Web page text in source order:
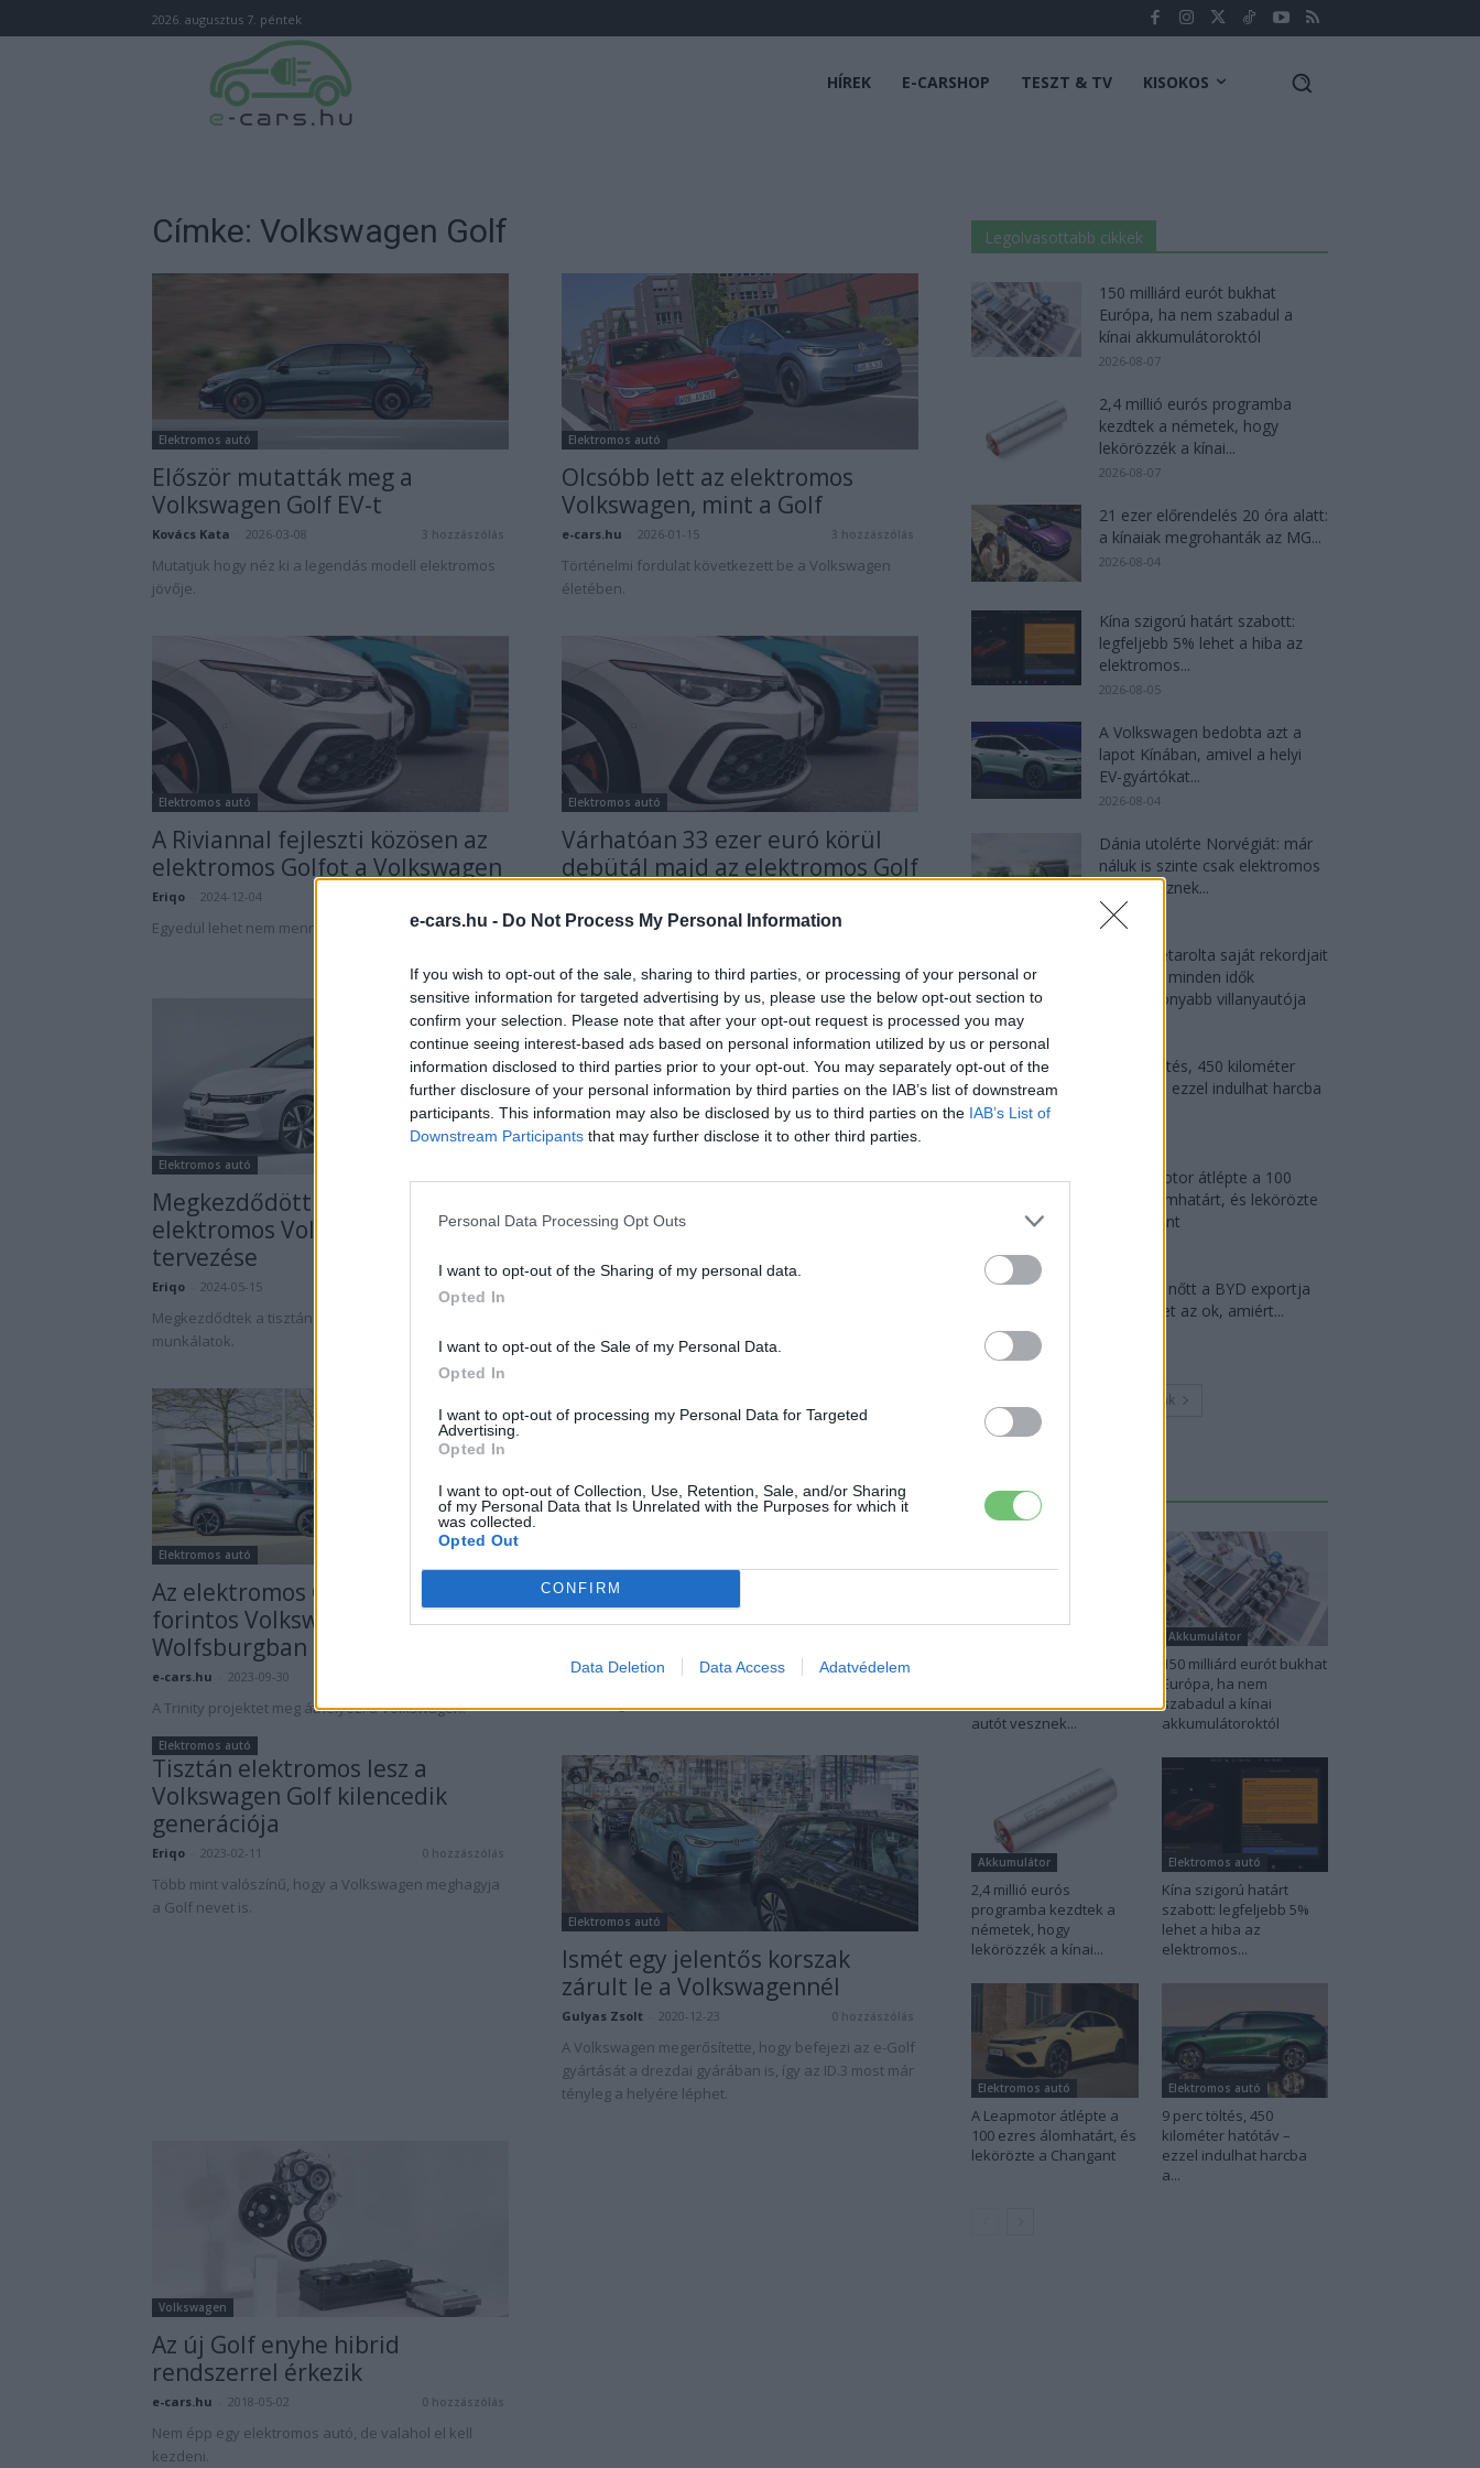
e-cars.hu - Do Not Process My Personal Information
If you wish to opt-out of the sale, sharing to third parties, or processing of your personal or
sensitive information for targeted advertising by us, please use the below opt-out section to
confirm your selection. Please note that after your opt-out request is processed you may
continue seeing interest-based ads based on personal information utilized by us or personal
information disclosed to third parties prior to your opt-out. You may separately opt-out of the
further disclosure of your personal information by third parties on the IAB’s list of downstream
participants. This information may also be disclosed by us to third parties on the IAB’s List of
Downstream Participants that may further disclose it to other third parties.
Personal Data Processing Opt Outs
I want to opt-out of the Sharing of my personal data.
Opted In
I want to opt-out of the Sale of my Personal Data.
Opted In
I want to opt-out of processing my Personal Data for Targeted
Advertising.
Opted In
I want to opt-out of Collection, Use, Retention, Sale, and/or Sharing
of my Personal Data that Is Unrelated with the Purposes for which it
was collected.
Opted Out
CONFIRM
Data Deletion Data Access Adatvédelem
2026. augusztus 7. péntek
HÍREK E-CARSHOP TESZT & TV KISOKOS
Címke: Volkswagen Golf
Elektromos autó
Először mutatták meg a
Volkswagen Golf EV-t
Kovács Kata 2026-03-08 3 hozzászólás
Mutatjuk hogy néz ki a legendás modell elektromos
jövője.
Elektromos autó
Olcsóbb lett az elektromos
Volkswagen, mint a Golf
e-cars.hu 2026-01-15 3 hozzászólás
Történelmi fordulat következett be a Volkswagen
életében.
Elektromos autó
A Riviannal fejleszti közösen az
elektromos Golfot a Volkswagen
Eriqo 2024-12-04
Egyedül lehet nem menne a VW-nek a fejlesztés?
Elektromos autó
Várhatóan 33 ezer euró körül
debütál majd az elektromos Golf
A nagyobb gond, hogy addig még várnunk kell
Elektromos autó
Megkezdődött a tisztán
elektromos Volkswagen Golf
tervezése
Eriqo 2024-05-15
Megkezdődtek a tisztán elektromos Golf körüli
munkálatok.
szűnhet meg a Volkswagen ID.3
Elektromos autó
Az elektromos Golf és a tízmillió
forintos Volkswagen is
Wolfsburgban készülhet
e-cars.hu 2023-09-30
A Trinity projektet meg áthelyezi a Volkswagen.
Hivatalos: tisztán elektromos
lesz a Volkswagen Golf
2028-ban érkezhet meg a tisztán elektromos
Elektromos autó
Tisztán elektromos lesz a
Volkswagen Golf kilencedik
generációja
Eriqo 2023-02-11 0 hozzászólás
Több mint valószínű, hogy a Volkswagen meghagyja
a Golf nevet is.
Elektromos autó
Ismét egy jelentős korszak
zárult le a Volkswagennél
Gulyas Zsolt 2020-12-23 0 hozzászólás
A Volkswagen megerősítette, hogy befejezi az e-Golf
gyártását a drezdai gyárában is, így az ID.3 most már
tényleg a helyére léphet.
Volkswagen
Az új Golf enyhe hibrid
rendszerrel érkezik
e-cars.hu 2018-05-02 0 hozzászólás
Nem épp egy elektromos autó, de valahol el kell
kezdeni.
Legolvasottabb cikkek
150 milliárd eurót bukhat
Európa, ha nem szabadul a
kínai akkumulátoroktól
2026-08-07
2,4 millió eurós programba
kezdtek a németek, hogy
lekörözzék a kínai...
2026-08-07
21 ezer előrendelés 20 óra alatt:
a kínaiak megrohanták az MG...
2026-08-04
Kína szigorú határt szabott:
legfeljebb 5% lehet a hiba az
elektromos...
2026-08-05
A Volkswagen bedobta azt a
lapot Kínában, amivel a helyi
EV-gyártókat...
2026-08-04
Dánia utolérte Norvégiát: már
náluk is szinte csak elektromos
autót vesznek...
2026-08-07
Az Audi letarolta saját rekordjait
— készül minden idők
leghatékonyabb villanyautója
9 perc töltés, 450 kilométer
hatótáv – ezzel indulhat harcba
A Leapmotor átlépte a 100
ezres álomhatárt, és lekörözte
a Changant
124%-kal nőtt a BYD exportja
— ez lehet az ok, amiért...
Továbbiak
Legutolsó cikkek
szinte csak elektromos
autót vesznek...
Akkumulátor
150 milliárd eurót bukhat
Európa, ha nem
szabadul a kínai
akkumulátoroktól
Akkumulátor
2,4 millió eurós
programba kezdtek a
németek, hogy
lekörözzék a kínai...
Elektromos autó
Kína szigorú határt
szabott: legfeljebb 5%
lehet a hiba az
elektromos...
Elektromos autó
A Leapmotor átlépte a
100 ezres álomhatárt, és
lekörözte a Changant
Elektromos autó
9 perc töltés, 450
kilométer hatótáv –
ezzel indulhat harcba
a...